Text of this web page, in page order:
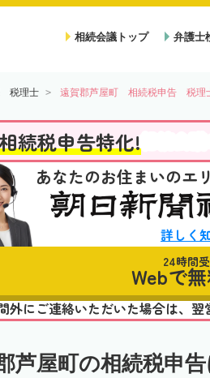
相続会議トップ 弁護士
税理士 遠賀郡芦屋町 相続税申告 税理
続税申告特化!
あなたのお住まいのエ
詳しく
24時間
Webで
外にご連絡いただいた場合は、翌
芦屋町の相続税申